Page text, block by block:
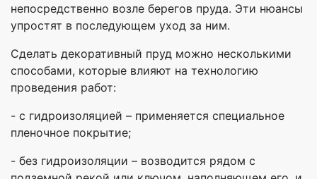
непосредственно возле берегов пруда. Эти нюансы
упростят в последующем уход за ним.
Сделать декоративный пруд можно несколькими
способами, которые влияют на технологию
проведения работ:
- с гидроизоляцией – применяется специальное
пленочное покрытие;
- без гидроизоляции – возводится рядом с